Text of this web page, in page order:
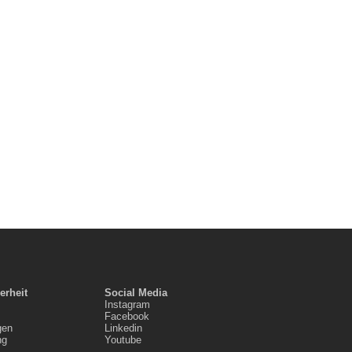
Social Media
Instagram
Facebook
Linkedin
Youtube